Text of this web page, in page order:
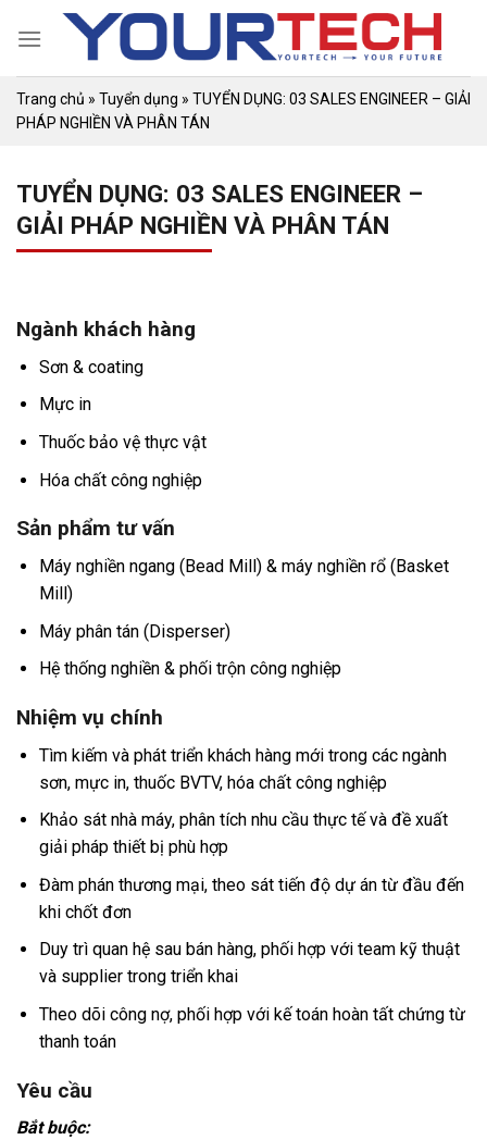
Trang chủ » Tuyển dụng » TUYỂN DỤNG: 03 SALES ENGINEER – GIẢI
PHÁP NGHIỀN VÀ PHÂN TÁN
TUYỂN DỤNG: 03 SALES ENGINEER –
GIẢI PHÁP NGHIỀN VÀ PHÂN TÁN
Ngành khách hàng
Sơn & coating
Mực in
Thuốc bảo vệ thực vật
Hóa chất công nghiệp
Sản phẩm tư vấn
Máy nghiền ngang (Bead Mill) & máy nghiền rổ (Basket
Mill)
Máy phân tán (Disperser)
Hệ thống nghiền & phối trộn công nghiệp
Nhiệm vụ chính
Tìm kiếm và phát triển khách hàng mới trong các ngành
sơn, mực in, thuốc BVTV, hóa chất công nghiệp
Khảo sát nhà máy, phân tích nhu cầu thực tế và đề xuất
giải pháp thiết bị phù hợp
Đàm phán thương mại, theo sát tiến độ dự án từ đầu đến
khi chốt đơn
Duy trì quan hệ sau bán hàng, phối hợp với team kỹ thuật
và supplier trong triển khai
Theo dõi công nợ, phối hợp với kế toán hoàn tất chứng từ
thanh toán
Yêu cầu
Bắt buộc: